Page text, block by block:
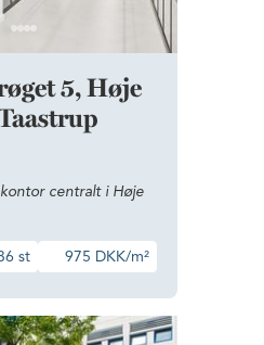
5, Høje
centralt i Høje
st 975 DKK/m²
på Østerbro
Kontor med plads til fokus,